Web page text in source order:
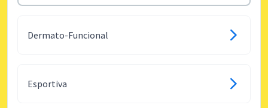
Dermato-Funcional
Esportiva